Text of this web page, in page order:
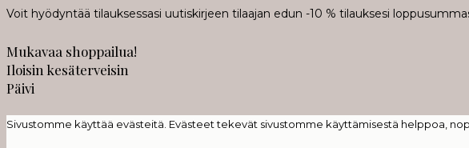
Voit hyödyntää tilauksessasi uutiskirjeen tilaajan edun -10 % tilauksesi
Mukavaa shoppailua!
Iloisin kesäterveisin
Päivi
Sivustomme käyttää evästeitä. Evästeet tekevät sivustomme käyttämisestä helppoa,